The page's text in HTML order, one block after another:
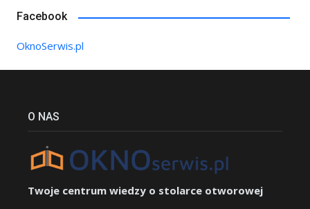
Facebook
OknoSerwis.pl
O NAS
Twoje centrum wiedzy o stolarce otworowej